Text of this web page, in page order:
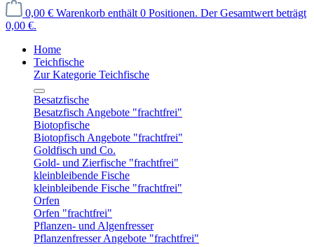
0,00 € Warenkorb enthält 0 Positionen. Der Gesamtwert beträgt
0,00 €.
Home
Teichfische
Zur Kategorie Teichfische
Besatzfische
Besatzfisch Angebote "frachtfrei"
Biotopfische
Biotopfisch Angebote "frachtfrei"
Goldfisch und Co.
Gold- und Zierfische "frachtfrei"
kleinbleibende Fische
kleinbleibende Fische "frachtfrei"
Orfen
Orfen "frachtfrei"
Pflanzen- und Algenfresser
Pflanzenfresser Angebote "frachtfrei"